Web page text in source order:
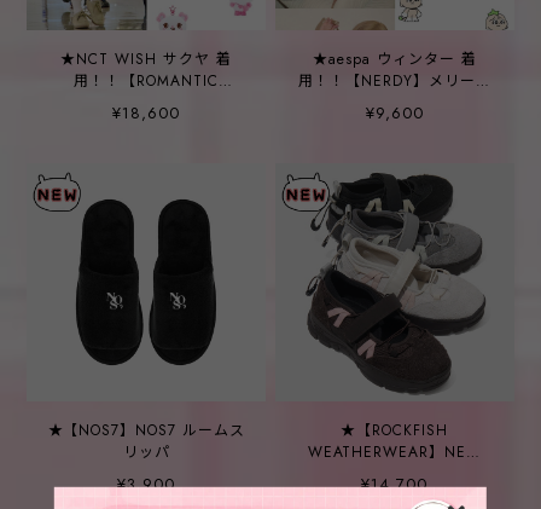
★NCT WISH サクヤ 着
用！！【ROMANTIC
MOVE】Acove Tyrolian
Shoes
¥18,600
★aespa ウィンター 着
用！！【NERDY】メリージ
ェーンスニーカー ピーチピ
ンク
¥9,600
★【NOS7】NOS7 ルームス
リッパ
¥3,900
★【ROCKFISH
WEATHERWEAR】NEW
BRYN VELCRO
SNEAKERS(MESH) - 4color
¥14,700